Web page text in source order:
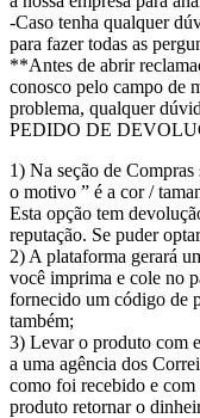
-Caso tenha qualquer
para fazer todas as
**Antes de abrir
conosco pelo campo de
problema, qualquer
PEDIDO DE
1) Na seção de
o motivo ” é a cor /
Esta opção tem
reputação. Se puder
2) A plataforma gerará
você imprima e cole no
fornecido um código de
também;
3) Levar o produto com
a uma agência dos
como foi recebido e
produto retornar o